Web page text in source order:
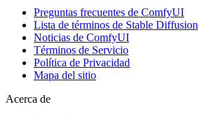
Preguntas frecuentes de ComfyUI
Lista de términos de Stable Diffusion
Noticias de ComfyUI
Términos de Servicio
Política de Privacidad
Mapa del sitio
Acerca de